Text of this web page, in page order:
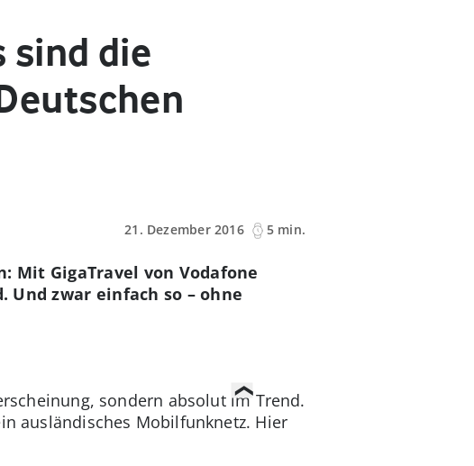
sind die
21. Dezember 2016
5 min.
Mit GigaTravel von Vodafone
Und zwar einfach so – ohne
sondern absolut im Trend.
ausländisches Mobilfunknetz. Hier